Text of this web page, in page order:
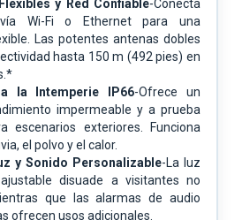
y Red Confiable-Conecta
Wi-Fi o Ethernet para una
Las potentes antenas dobles
hasta 150 m (492 pies) en
a la Intemperie IP66-Ofrece un
impermeable y a prueba
escenarios exteriores. Funciona
el polvo y el calor.
y Sonido Personalizable-La luz
disuade a visitantes no
que las alarmas de audio
ofrecen usos adicionales.